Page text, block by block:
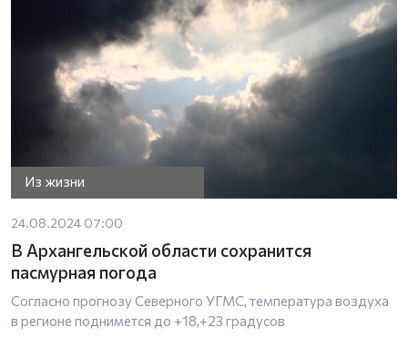
Из жизни
24.08.2024 07:00
В Архангельской области сохранится
пасмурная погода
Согласно прогнозу Северного УГМС, температура воздуха
в регионе поднимется до +18,+23 градусов